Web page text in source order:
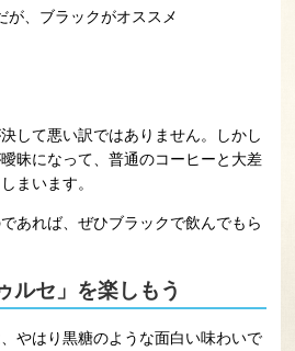
が、ブラックがオススメ
して悪い訳ではありません。しかし
昧になって、普通のコーヒーと大差
まいます。
あれば、ぜひブラックで飲んでもら
ルセ」を楽しもう
やはり黒糖のような面白い味わいで